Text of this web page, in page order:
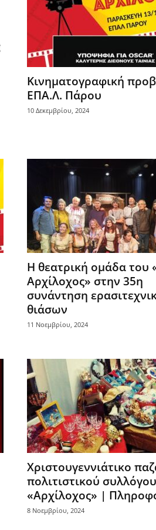
Κινηματογραφική
ΕΠΑ.Λ. Πάρου
10 Δεκεμβρίου, 2024
Η θεατρική ομάδα του
Αρχίλοχος» στην 35η
συνάντηση
θιάσων
11 Νοεμβρίου, 2024
Χριστουγεννιάτικο
πολιτιστικού συλλόγου
«Αρχίλοχος» |
8 Νοεμβρίου, 2024